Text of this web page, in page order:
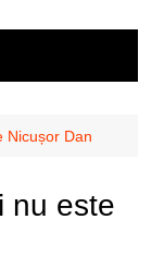
Nicușor Dan
nu este